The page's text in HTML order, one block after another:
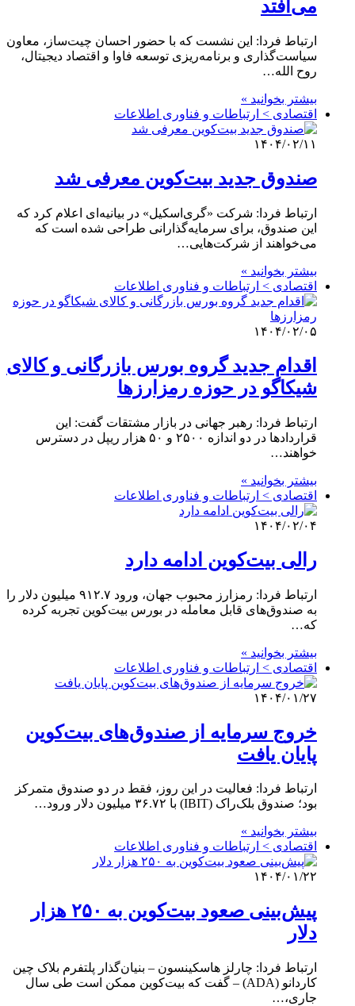
می‌افتد
ارتباط فردا: این نشست که با حضور احسان چیت‌ساز، معاون
سیاست‌گذاری و برنامه‌ریزی توسعه فاوا و اقتصاد دیجیتال،
روح الله…
بیشتر بخوانید »
اقتصادی > ارتباطات و فناوری اطلاعات
۱۴۰۴/۰۲/۱۱
صندوق جدید بیت‌کوین معرفی شد
ارتباط فردا: شرکت «گری‌اسکیل» در بیانیه‌ای اعلام کرد که
این صندوق، برای سرمایه‌گذارانی طراحی شده است که
می‌خواهند از شرکت‌هایی…
بیشتر بخوانید »
اقتصادی > ارتباطات و فناوری اطلاعات
۱۴۰۴/۰۲/۰۵
اقدام جدید گروه بورس بازرگانی و کالای
شیکاگو در حوزه رمزارزها
ارتباط فردا: رهبر جهانی در بازار مشتقات گفت: این
قراردادها در دو اندازه ۲۵۰۰ و ۵۰ هزار ریپل در دسترس
خواهند…
بیشتر بخوانید »
اقتصادی > ارتباطات و فناوری اطلاعات
۱۴۰۴/۰۲/۰۴
رالی بیت‌کوین ادامه دارد
ارتباط فردا: رمزارز محبوب جهان، ورود ۹۱۲.۷ میلیون دلار را
به صندوق‌های قابل معامله در بورس بیت‌کوین تجربه کرده
که…
بیشتر بخوانید »
اقتصادی > ارتباطات و فناوری اطلاعات
۱۴۰۴/۰۱/۲۷
خروج سرمایه از صندوق‌های بیت‌کوین
پایان یافت
ارتباط فردا: فعالیت در این روز، فقط در دو صندوق متمرکز
بود؛ صندوق بلک‌راک (IBIT) با ۳۶.۷۲ میلیون دلار ورود…
بیشتر بخوانید »
اقتصادی > ارتباطات و فناوری اطلاعات
۱۴۰۴/۰۱/۲۲
پیش‌بینی صعود بیت‌کوین به ۲۵۰ هزار
دلار
ارتباط فردا: چارلز هاسکینسون – بنیان‌گذار پلتفرم بلاک چین
کاردانو (ADA) – گفت که بیت‌کوین ممکن است طی سال
جاری،…